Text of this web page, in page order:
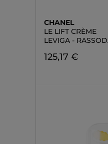
CHANEL
LE LIFT CRÈME
LEVIGA -
125,17 €